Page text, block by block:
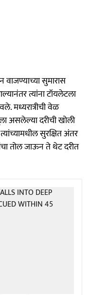
वाजण्याच्या सुमारास
त्यांना टॉयलेटला
मध्यरात्रीची वेळ
असलेल्या दरीची खोली
सुरक्षित अंतर
तोल जाऊन ते थेट दरीत